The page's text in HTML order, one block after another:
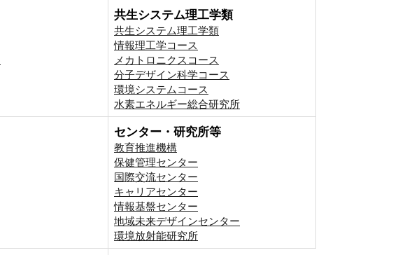
共生システム理工学類
共生システム理工学類
情報理工学コース
メカトロニクスコース
分子デザイン科学コース
環境システムコース
⽔素エネルギー総合研究所
センター・研究所等
教育推進機構
保健管理センター
国際交流センター
キャリアセンター
情報基盤センター
地域未来デザインセンター
環境放射能研究所